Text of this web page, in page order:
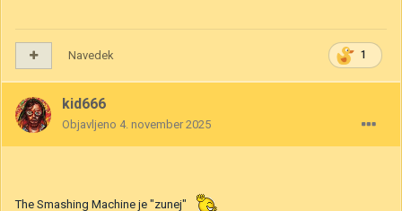
1
Navedek
kid666
Objavljeno 4. november 2025
The Smashing Machine je "zunej"